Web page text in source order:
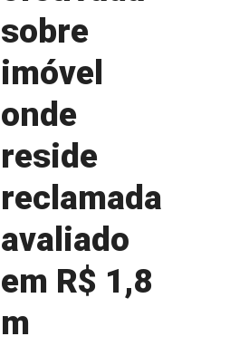
sobre
imóvel
onde
reside
reclamada
avaliado
em R$ 1,8
m